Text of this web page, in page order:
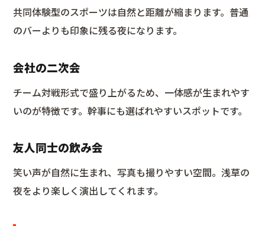
共同体験型のスポーツは自然と距離が縮まります。普通
のバーよりも印象に残る夜になります。
会社の二次会
チーム対戦形式で盛り上がるため、一体感が生まれやす
いのが特徴です。幹事にも選ばれやすいスポットです。
友人同士の飲み会
笑い声が自然に生まれ、写真も撮りやすい空間。浅草の
夜をより楽しく演出してくれます。